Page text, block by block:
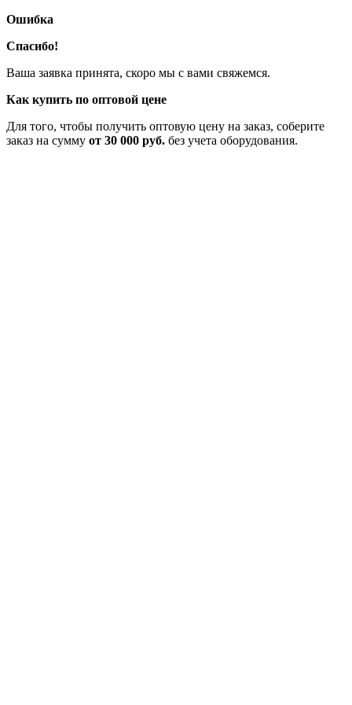
Ошибка
Спасибо!
Ваша заявка принята, скоро мы с вами свяжемся.
Как купить по оптовой цене
Для того, чтобы получить оптовую цену на заказ, соберите
заказ на сумму от 30 000 руб. без учета оборудования.